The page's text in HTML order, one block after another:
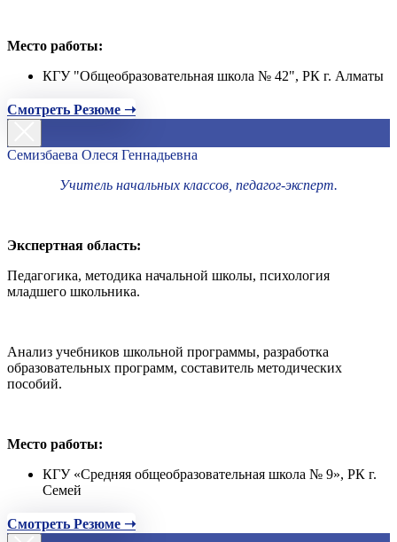
Место работы:
КГУ "Общеобразовательная школа № 42", РК г. Алматы
Смотреть Резюме ➝
Семизбаева Олеся Геннадьевна
Учитель начальных классов, педагог-эксперт.
Экспертная область:
Педагогика, методика начальной школы, психология
младшего школьника.
Анализ учебников школьной программы, разработка
образовательных программ, составитель методических
пособий.
Место работы:
КГУ «Средняя общеобразовательная школа № 9», РК г.
Семей
Смотреть Резюме ➝